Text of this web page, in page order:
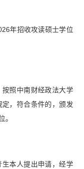
年招收攻读硕士学位
照中南财经政法大学
，符合条件的，颁发
。
本人提出申请，经学